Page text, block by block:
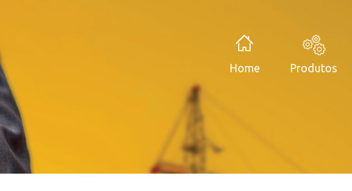
Home Produtos